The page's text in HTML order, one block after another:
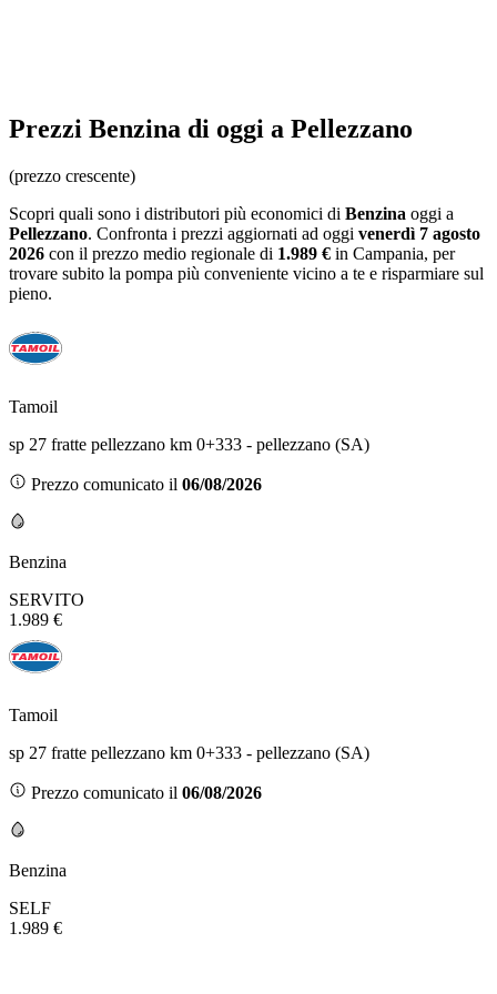
Prezzi Benzina di oggi a Pellezzano
(prezzo crescente)
Scopri quali sono i distributori più economici di Benzina oggi a
Pellezzano. Confronta i prezzi aggiornati ad oggi venerdì 7 agosto
2026 con il prezzo medio regionale di 1.989 € in Campania, per
trovare subito la pompa più conveniente vicino a te e risparmiare sul
pieno.
Tamoil
sp 27 fratte pellezzano km 0+333 - pellezzano (SA)
Prezzo comunicato il 06/08/2026
Benzina
SERVITO
1.989 €
Tamoil
sp 27 fratte pellezzano km 0+333 - pellezzano (SA)
Prezzo comunicato il 06/08/2026
Benzina
SELF
1.989 €